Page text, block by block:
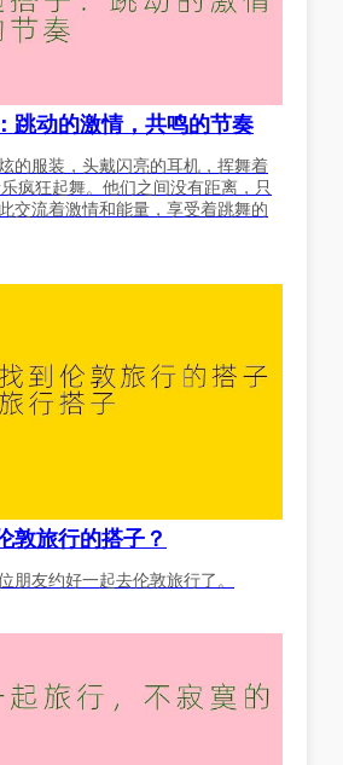
跳动的激情，共鸣的节奏
的服装，头戴闪亮的耳机，挥舞着
疯狂起舞。他们之间没有距离，只
交流着激情和能量，享受着跳舞的
敦旅行的搭子？
朋友约好一起去伦敦旅行了。